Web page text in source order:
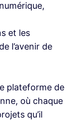
et les
l’avenir de
plateforme de
où chaque
qu’il